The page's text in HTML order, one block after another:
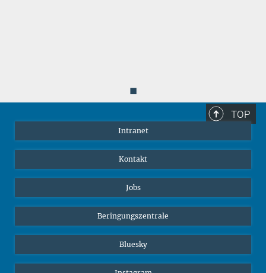
◼
TOP
Intranet
Kontakt
Jobs
Beringungszentrale
Bluesky